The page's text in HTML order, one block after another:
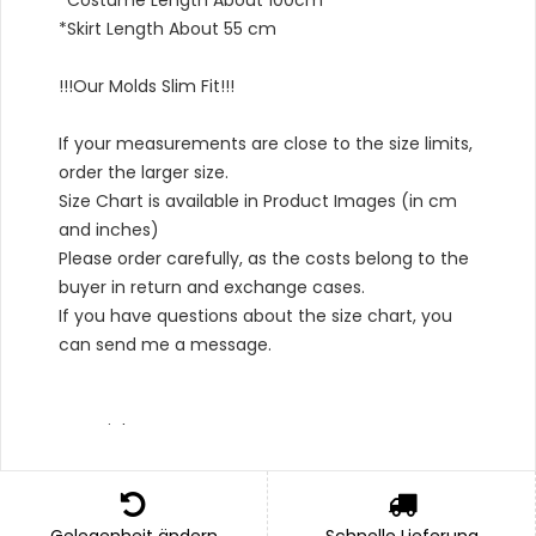
*Skirt Length About 55 cm
!!!Our Molds Slim Fit!!!
If your measurements are close to the size limits,
order the larger size.
Size Chart is available in Product Images (in cm
and inches)
Please order carefully, as the costs belong to the
buyer in return and exchange cases.
If you have questions about the size chart, you
can send me a message.
Material Type :
*Outer: 100% Satin,
*Bottom: 100% Cotton,